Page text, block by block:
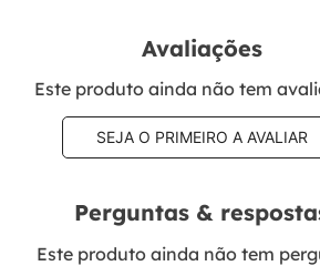
Avaliações
Este produto ainda não tem
SEJA O PRIMEIRO A AVALIAR
Perguntas &
Este produto ainda não tem